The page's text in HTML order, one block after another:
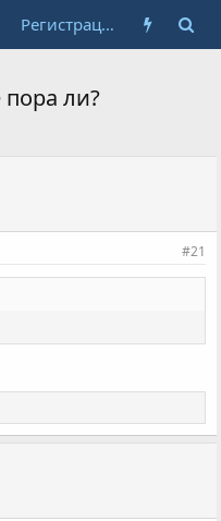
Регистрация
ли?
#21